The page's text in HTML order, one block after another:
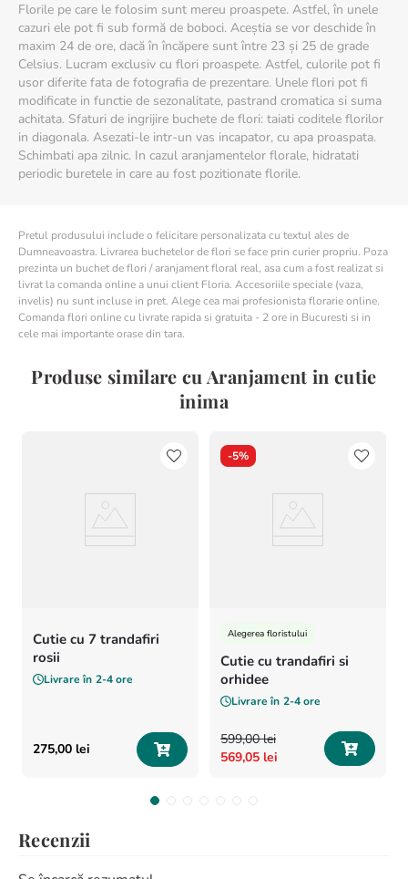
Florile pe care le folosim sunt mereu proaspete. Astfel, în unele
cazuri ele pot fi sub formă de boboci. Aceștia se vor deschide în
maxim 24 de ore, dacă în încăpere sunt între 23 și 25 de grade
Celsius. Lucram exclusiv cu flori proaspete. Astfel, culorile pot fi
usor diferite fata de fotografia de prezentare. Unele flori pot fi
modificate in functie de sezonalitate, pastrand cromatica si suma
achitata. Sfaturi de ingrijire buchete de flori: taiati coditele florilor
in diagonala. Asezati-le intr-un vas incapator, cu apa proaspata.
Schimbati apa zilnic. In cazul aranjamentelor florale, hidratati
periodic buretele in care au fost pozitionate florile.
Pretul produsului include o felicitare personalizata cu textul ales de
Dumneavoastra. Livrarea buchetelor de flori se face prin curier propriu. Poza
prezinta un buchet de flori / aranjament floral real, asa cum a fost realizat si
livrat la comanda online a unui client Floria. Accesoriile speciale (vaza,
invelis) nu sunt incluse in pret. Alege cea mai profesionista florarie online.
Comanda flori online cu livrate rapida si gratuita - 2 ore in Bucuresti si in
cele mai importante orase din tara.
Produse similare cu Aranjament in cutie
inima
Cutie cu 7 trandafiri
rosii
Livrare în 2-4 ore
275,00 lei
-5%
Alegerea floristului
Cutie cu trandafiri si
orhidee
Livrare în 2-4 ore
599,00 lei
569,05 lei
Recenzii